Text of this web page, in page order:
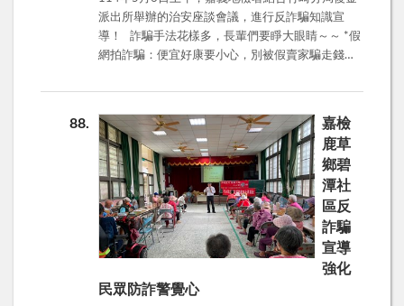
信心地面對日常生活中各種挑戰。 分會專員們理解
重傷馨生人與其家屬不僅面臨身體上的挑戰，更承
受著心理與情感上的壓力，而照護者的長期付出也
出戶外，更是提供一個可以被理解、被看見的機
會，讓受保護人與家人感受到社會的溫暖與支持。
參與的馨生家庭紛紛表示，這樣的活動非常難得，
平時因為照護重擔，較少能夠外出走動，而這次不
僅能在大自然中放鬆心情，更能學習到許多實用的
照護知識，彼此之間也有了更多理解與鼓勵。他們
感受到自己並不孤單，還有許多人在背後默默支
持。 犯保嘉義分會長期以來關注馨生人的身心福
祉，未來仍將持續辦理相關支持活動，協助重傷受
保護人與其家人走過人生的低谷，逐步邁向穩定與
希望的生活。透過這樣的家庭關懷與支持服務，分
派出所舉辦的治安座談會議，進行反詐騙知識宣
導！ 詐騙手法花樣多，長輩們要睜大眼睛～～ *假
網拍詐騙：便宜好康要小心，別被假賣家騙走錢！
解除分期的電話？先冷靜，ATM沒這種功能！ *假
投資詐騙：高報酬？保證獲利、穩賺不賠？那麼好
康自己賺哪輪得到你！ *釣魚簡訊詐騙：點擊不明
連結？小心個人資料被偷、信用卡被盜刷！ *假檢
警詐騙：檢警不會保管你財產！偵查中不要讓人知
道？偵查不公開是約束檢警不是您！ *猜猜我是
誰：假冒熟人騙感情，別讓甜言蜜語騙了您！ 防
詐五招，牢記在心 1.不聽：可疑電話不要聽，果斷
掛斷最安心！ 2.不看：不明簡訊、網址不要點，提
到繳費要小心！ 3.不給：個人資料不外洩、存摺帳
戶不外給！ 4.查證：有疑問？打165反詐騙專線確
88
嘉檢
鹿草
鄉碧
潭社
區反
詐騙
宣導
強化
民眾防詐警覺心